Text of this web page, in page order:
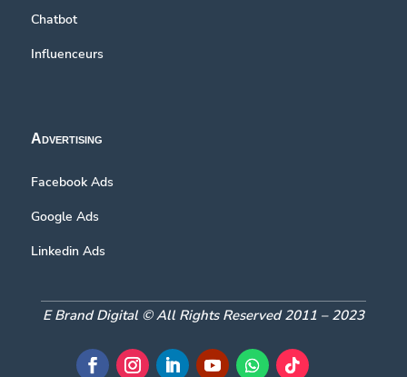
Chatbot
Influenceurs
Advertising
Facebook Ads
Google Ads
Linkedin Ads
E Brand Digital © All Rights Reserved 2011 – 2023